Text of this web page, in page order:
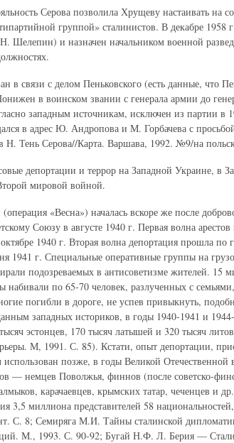
Серова позволила Хрущеву настаивать на
группой» сталинистов. В декабре 1958
Шелепин) и назначен начальником военной
в связи с делом Пеньковского (есть данные, что
в воинском звании с генерала армии до
западным источникам, исключен из партии в
в адрес Ю. Андропова и М. Горбачева с
Тень Серова//Карта. Варшава, 1992. №9/на
депортации и террор на Западной Украине, в
мировой войной.
«Весна») началась вскоре же после
Союзу в августе 1940 г. Первая волна арестов
1940 г. Вторая волна депортация прошла по
1941 г. Специальные оперативные группы на
подозреваемых в антисоветизме жителей. 15
по 65-70 человек, разлученных с
погибли в дороге, не успев привыкнуть,
западных историков, в годы 1940-1941 и
эстонцев, 170 тысяч латышей и 320 тысяч
М, 1991. С. 85). Кстати, опыт депортации,
позже, в годы Великой Отечественной
— немцев Поволжья, финнов (после советско-
карачаевцев, крымских татар, чеченцев и
3,5 миллиона представителей 58
С. 8; Семиряга М.И. Тайны сталинской
М., 1993. С. 90-92; Бугай Н.Ф. Л. Берия —